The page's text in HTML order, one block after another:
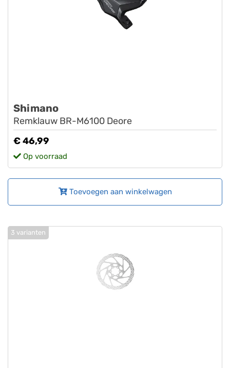
Shimano
Remklauw BR-M6100 Deore
€ 46,99
Op voorraad
Toevoegen aan winkelwagen
3 varianten